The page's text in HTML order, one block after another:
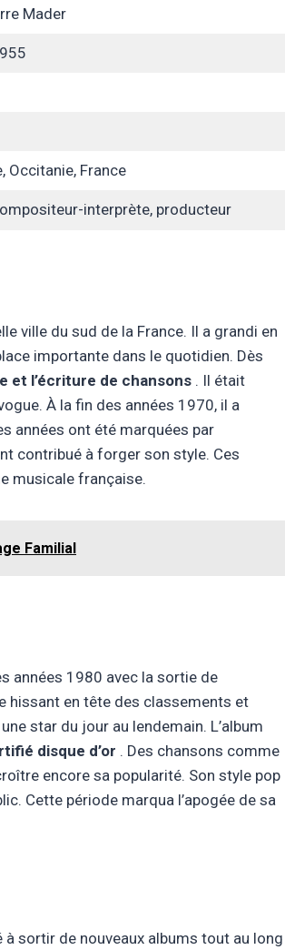
Mader
Occitanie, France
interprète, producteur
ville du sud de la France. Il a grandi en
importante dans le quotidien. Dès
et l’écriture de chansons . Il était
À la fin des années 1970, il a
années ont été marquées par
contribué à forger son style. Ces
musicale française.
Familial
années 1980 avec la sortie de
hissant en tête des classements et
star du jour au lendemain. L’album
disque d’or . Des chansons comme
encore sa popularité. Son style pop
Cette période marqua l’apogée de sa
à sortir de nouveaux albums tout au long